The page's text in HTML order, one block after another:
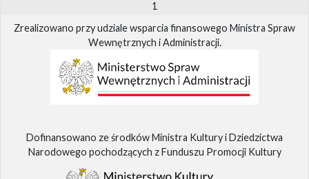
1
Zrealizowano przy udziale wsparcia finansowego Ministra Spraw
Wewnętrznych i Administracji.
Dofinansowano ze środków Ministra Kultury i Dziedzictwa
Narodowego pochodzących z Funduszu Promocji Kultury